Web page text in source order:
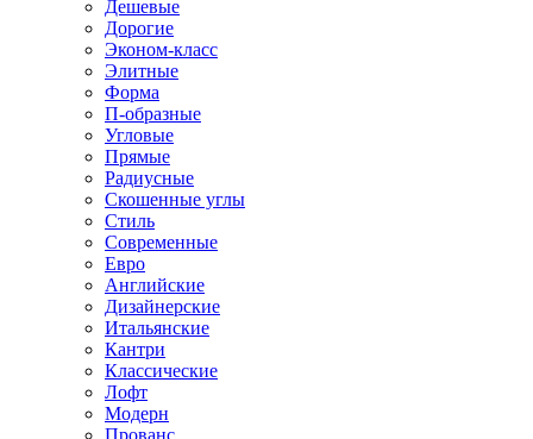
Дешевые
Дорогие
Эконом-класс
Элитные
Форма
П-образные
Угловые
Прямые
Радиусные
Скошенные углы
Стиль
Современные
Евро
Английские
Дизайнерские
Итальянские
Кантри
Классические
Лофт
Модерн
Прованс